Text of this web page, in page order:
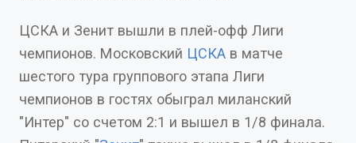
ЦСКА и Зенит вышли в плей-офф Лиги
чемпионов. Московский ЦСКА в матче
шестого тура группового этапа Лиги
чемпионов в гостях обыграл миланский
"Интер" со счетом 2:1 и вышел в 1/8 финала.